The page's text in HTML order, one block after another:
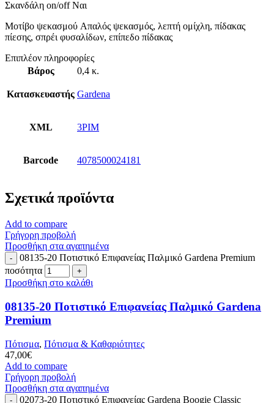
Σκανδάλη on/off Ναι
Μοτίβο ψεκασμού Απαλός ψεκασμός, λεπτή ομίχλη, πίδακας
πίεσης, σπρέι φυσαλίδων, επίπεδο πίδακας
Επιπλέον πληροφορίες
Βάρος
0,4 κ.
Κατασκευαστής Gardena
XML 3PIM
Barcode 4078500024181
Σχετικά προϊόντα
Add to compare
Γρήγορη προβολή
Προσθήκη στα αγαπημένα
08135-20 Ποτιστικό Επιφανείας Παλμικό Gardena Premium
ποσότητα
Προσθήκη στο καλάθι
08135-20 Ποτιστικό Επιφανείας Παλμικό Gardena
Premium
Πότισμα, Πότισμα & Καθαριότητες
47,00€
Add to compare
Γρήγορη προβολή
Προσθήκη στα αγαπημένα
02073-20 Ποτιστικό Επιφανείας Gardena Boogie Classic